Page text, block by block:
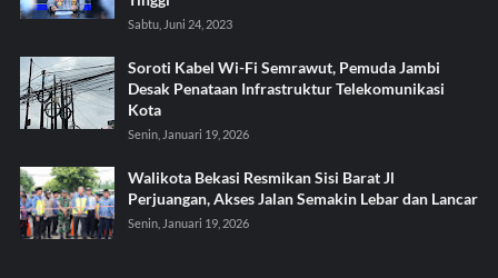
Sabtu, Juni 24, 2023
Soroti Kabel Wi-Fi Semrawut, Pemuda Jambi
Desak Penataan Infrastruktur Telekomunikasi
Kota
Senin, Januari 19, 2026
Walikota Bekasi Resmikan Sisi Barat Jl
Perjuangan, Akses Jalan Semakin Lebar dan Lancar
Senin, Januari 19, 2026